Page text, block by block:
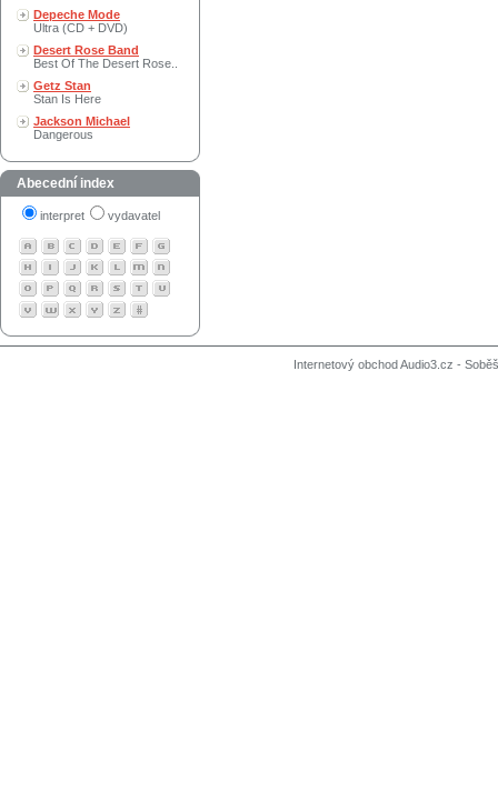
Depeche Mode
Ultra (CD + DVD)
Desert Rose Band
Best Of The Desert Rose..
Getz Stan
Stan Is Here
Jackson Michael
Dangerous
Abecední index
interpret vydavatel
Internetový obchod Audio3.cz -